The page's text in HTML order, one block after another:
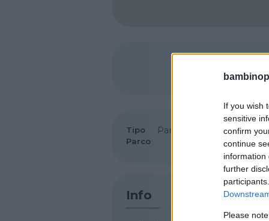
If you wish
sensitive
confirm
continue
information
further
Please
Tipo
Parco
Parco di divertimento
Parco faunistico
Info